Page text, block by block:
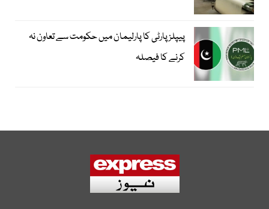
پیپلزپارٹی کا پارلیمان میں حکومت سے تعاون نہ
کرنے کا فیصلہ